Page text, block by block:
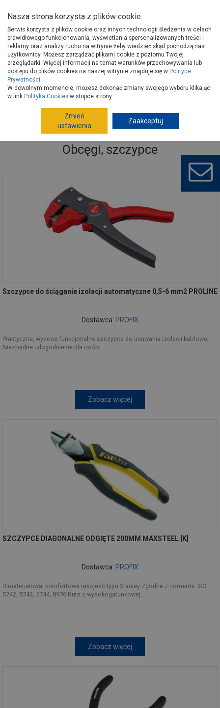
Strona główna Narzędzia
Narzędzia ręczne, warsztat
Obcęgi, szczypce
Obcęgi, szczypce
Szczypce do ściągania izolacji automatyczne 0,5-6 mm2 PROLINE
Dostawca: PROFIX
Praktyczne, wysoce funkcjonalne szczypce do usuwania izolacji kablowej.
Niezbędne udogodnienie dla osób...
Zobacz więcej
SZCZYPCE DIAGONALNE ODGIĘTE 200MM MAXSTEEL [K]
Dostawca: PROFIX
Bimateriałowa, komfortowa rękojeść typu Stanley Zgodne z normami: ISO
5742, 5743, 5744, 8976 Kute z wysokogatunkowej...
Zobacz więcej
Nasza strona korzysta z plików cookie
Serwis korzysta z plików cookie oraz innych technologii śledzenia w celach
prawidłowego funkcjonowania, wyświetlania spersonalizowanych treści i
reklamy oraz analizy ruchu na witrynie żeby wiedzieć skąd pochodzą nasi
użytkownicy. Możesz zarządzać plikami cookie z poziomu Twojej
przeglądarki. Więcej informacji na temat warunków przechowywania lub
dostępu do plików cookies na naszej witrynie znajduje się w Polityce
Prywatności.
W dowolnym momencie, możesz dokonać zmiany swojego wyboru klikając
w link Polityka Cookies w stopce strony.
Zmień
ustawienia
Zaakceptuj